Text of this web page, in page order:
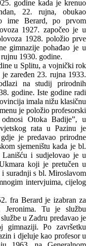
godine kada je krenuo
22. rujna, obukao
ime Berard, po prvom
1927. započeo je u
1928. položio prve
gimnazije pohađao je u
1930. godine.
u Splitu, a vojnički rok
zaređen 23. rujna 1933.
na studij prirodnih
godine. Iste godine radi
imala nižu klasičnu
je položio profesorski
Otoka Badije”, u
rata u Pazinu je
je predavao prirodne
sjemeništu kada je bl.
i sudjelovao je u
koji je pretučen u
suradnji s bl. Miroslavom
intervjuima, cijelog
fra Berard je izabran za
Jeronima. Tu je službu
u Zadru predavao je
gimnaziji. Po završetku
i djeluje kao profesor u